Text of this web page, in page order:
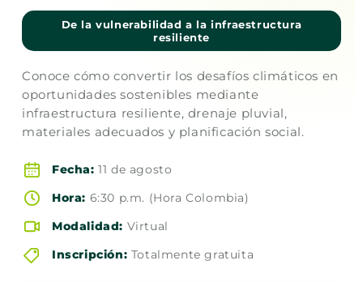
De la vulnerabilidad a la infraestructura
resiliente
Conoce cómo convertir los desafíos climáticos en
oportunidades sostenibles mediante
infraestructura resiliente, drenaje pluvial,
materiales adecuados y planificación social.
Fecha: 11 de agosto
Hora: 6:30 p.m. (Hora Colombia)
Modalidad: Virtual
Inscripción: Totalmente gratuita